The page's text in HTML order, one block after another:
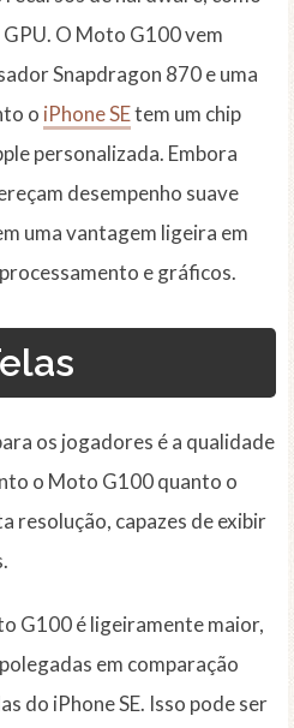
O Moto G100 vem
Snapdragon 870 e uma
o iPhone SEtem um chip
personalizada. Embora
desempenho suave
uma vantagem ligeira em
e gráficos.
os jogadores é a qualidade
o Moto G100 quanto o
resolução, capazes de exibir
G100 é ligeiramente maior,
em comparação
do iPhone SE. Isso pode ser